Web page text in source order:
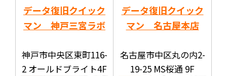
データ復旧クイック
マン 神戸三宮ラボ
神戸市中央区東町116-
2 オールドブライト4F
データ復旧クイック
マン 名古屋本店
名古屋市中区丸の内2-
19-25 MS桜通 9F